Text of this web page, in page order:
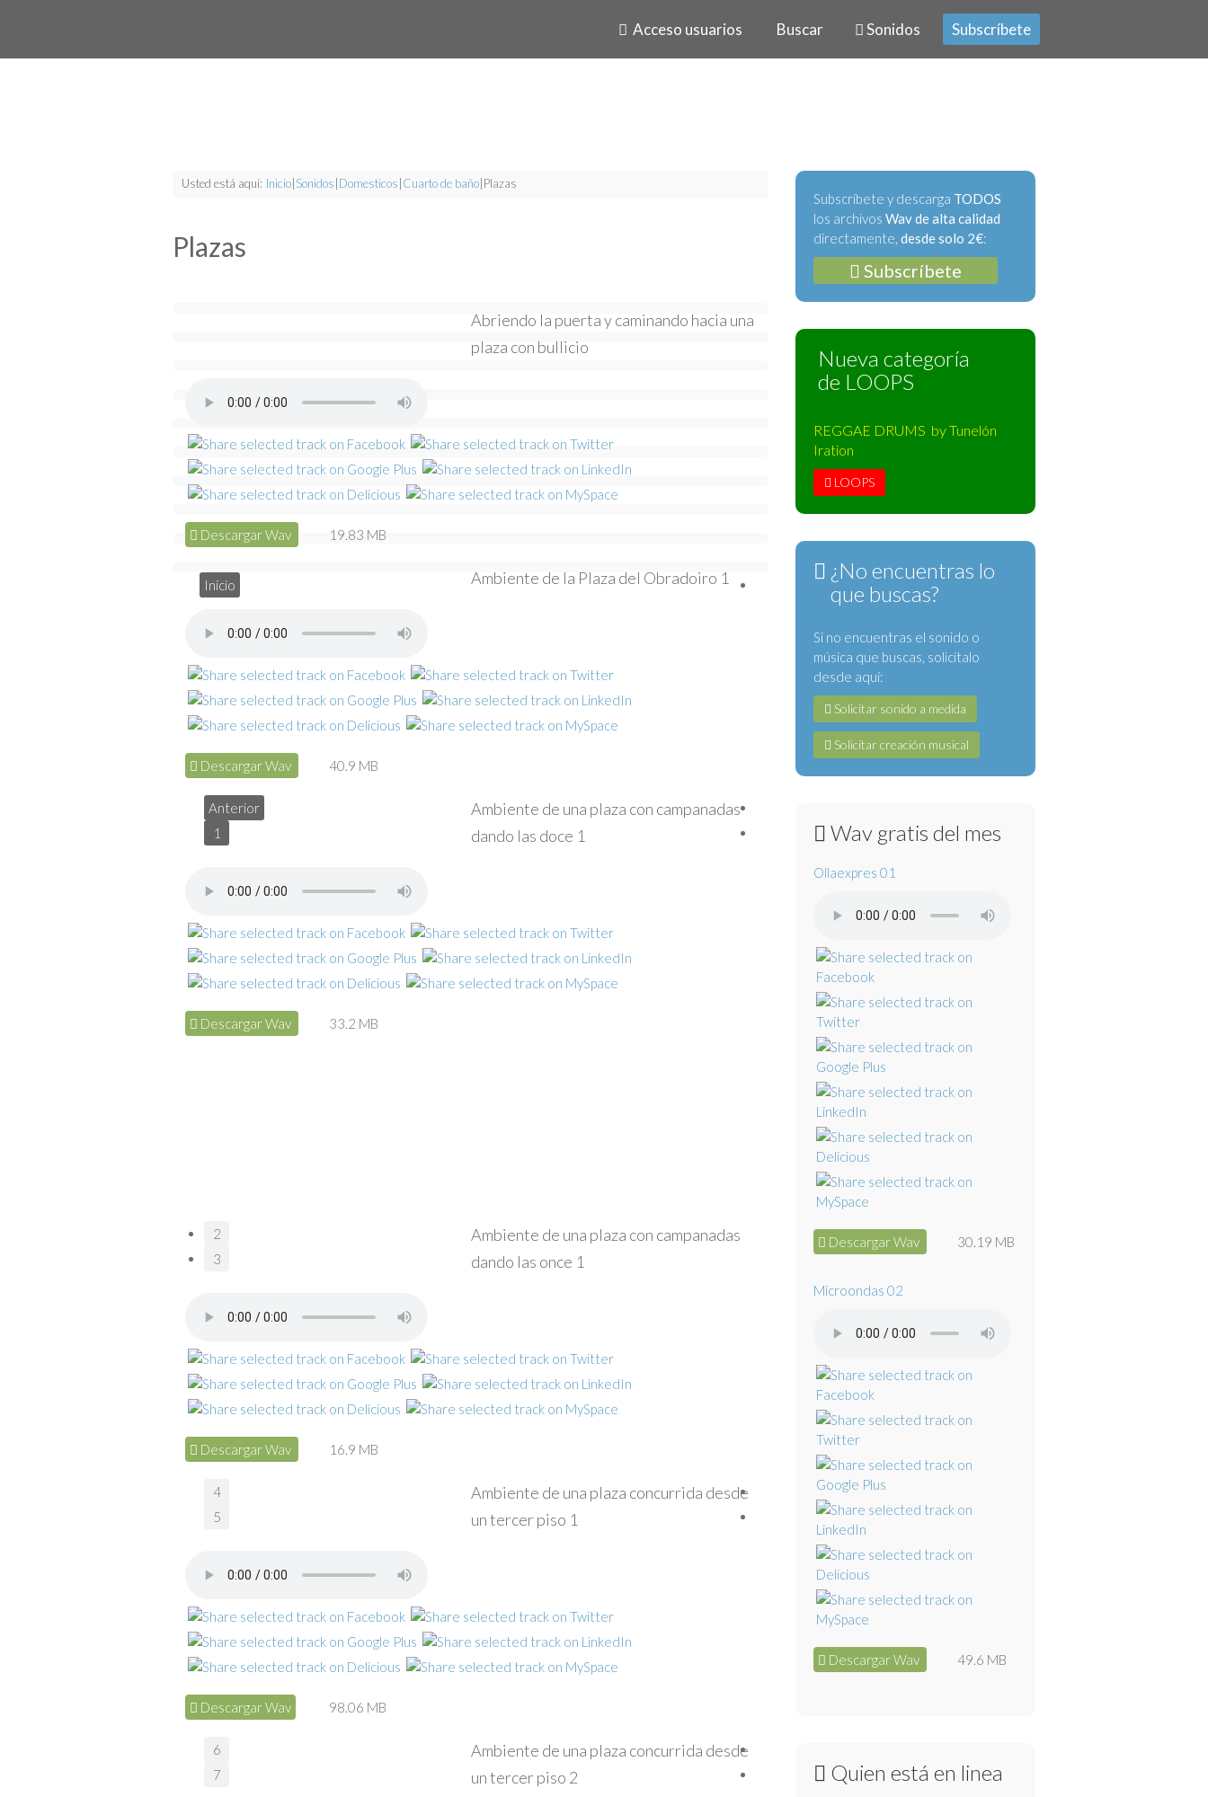
Acceso usuarios Buscar Sonidos Subscríbete
Usted está aquí: Inicio Sonidos Domesticos Cuarto de baño Plazas
Plazas
Abriendo la puerta y caminando hacia una
plaza con bullicio
Descargar Wav 19.83 MB
Ambiente de la Plaza del Obradoiro 1
Descargar Wav 40.9 MB
Ambiente de una plaza con campanadas
dando las doce 1
Descargar Wav 33.2 MB
Ambiente de una plaza con campanadas
dando las once 1
Descargar Wav 16.9 MB
Ambiente de una plaza concurrida desde
un tercer piso 1
Descargar Wav 98.06 MB
Ambiente de una plaza concurrida desde
un tercer piso 2
Inicio
Anterior
1
2
3
4
5
6
7
Subscríbete y descarga TODOS
los archivos Wav de alta calidad
directamente, desde solo 2€:
Subscríbete
Nueva categoría
de LOOPS
REGGAE DRUMS by Tunelón
Iration
LOOPS
¿No encuentras lo
que buscas?
Si no encuentras el sonido o
música que buscas, solicítalo
desde aquí:
Solicitar sonido a medida
Solicitar creación musical
Wav gratis del mes
Ollaexpres 01
Descargar Wav 30.19 MB
Microondas 02
Descargar Wav 49.6 MB
Quien está en linea